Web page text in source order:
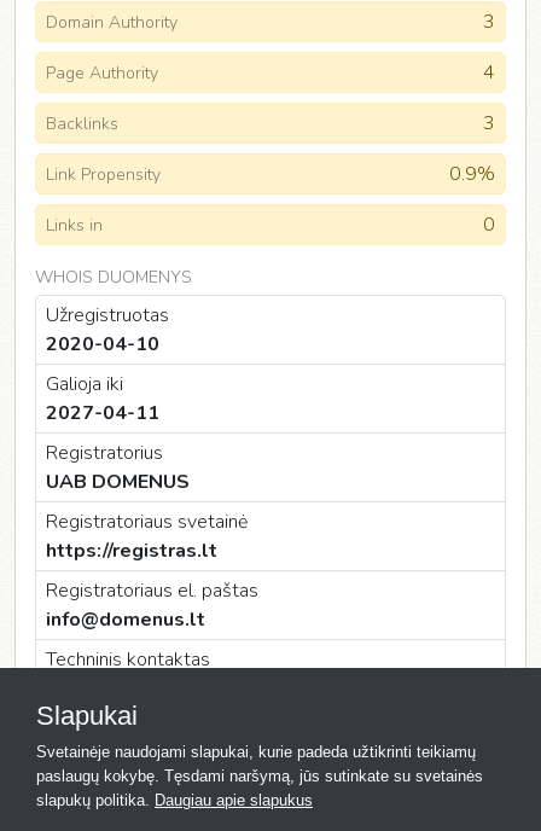
Domain Authority
3
Page Authority 4
Backlinks 3
Link Propensity 0.9%
Links in 0
WHOIS DUOMENYS
Užregistruotas
2020-04-10
Galioja iki
2027-04-11
Registratorius
UAB DOMENUS
Registratoriaus svetainė
https://registras.lt
Registratoriaus el. paštas
info@domenus.lt
Techninis kontaktas
Techninio kontakto el. paštas
info@domenus.lt
Slapukai
Svetainėje naudojami slapukai, kurie padeda užtikrinti teikiamų
paslaugų kokybę. Tęsdami naršymą, jūs sutinkate su svetainės
slapukų politika. Daugiau apie slapukus